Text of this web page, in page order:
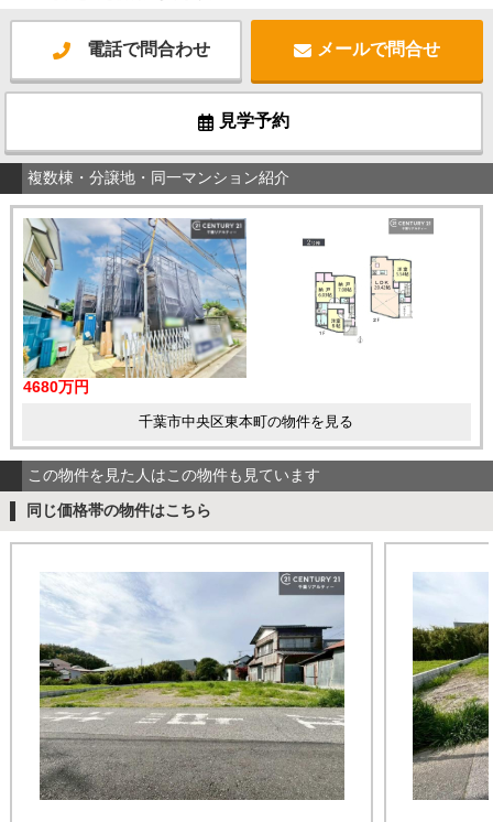
電話で問合わせ メールで問合せ
見学予約
複数棟・分譲地・同一マンション紹介
4680万円
千葉市中央区東本町の物件を見る
この物件を見た人はこの物件も見ています
同じ価格帯の物件はこちら